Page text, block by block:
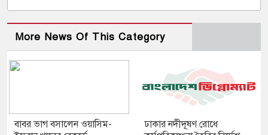
More News Of This Category
বাবর ভাগ বসালেন ওয়াসিম-
ঢাকার নদীদূষণ রোধে